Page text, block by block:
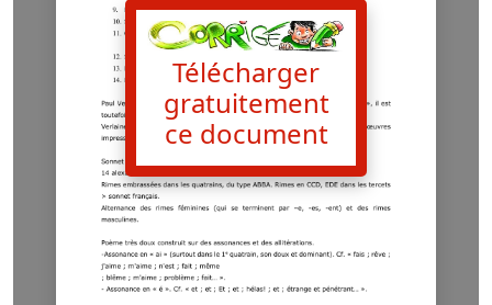
Télécharger
gratuitement
ce document